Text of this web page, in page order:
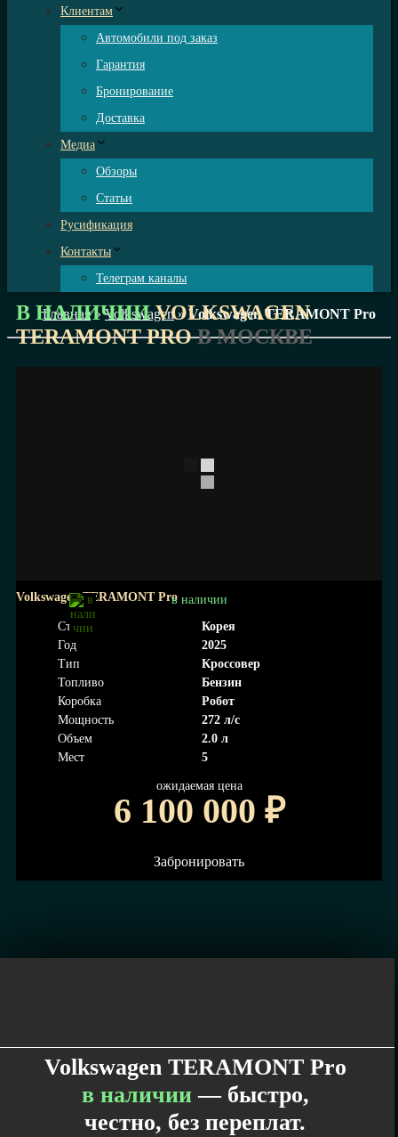
Клиентам
Автомобили под заказ
Гарантия
Бронирование
Доставка
Медиа
Обзоры
Статьи
Русификация
Контакты
Телеграм каналы
Главная»Volkswagen»Volkswagen TERAMONT Pro
В НАЛИЧИИ VOLKSWAGEN
TERAMONT PRO В МОСКВЕ
в наличии
Volkswagen TERAMONT Pro
Страна
Корея
Год
2025
Тип
Кроссовер
Топливо
Бензин
Коробка
Робот
Мощность
272 л/с
Объем
2.0 л
Мест
5
ожидаемая цена
6 100 000 ₽
Забронировать
Volkswagen TERAMONT Pro
в наличии— быстро,
честно, без переплат.